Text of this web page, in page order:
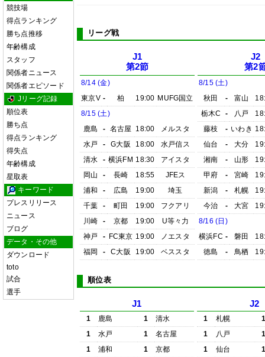
競技場
得点ランキング
勝ち点推移
年齢構成
スタッフ
関係者ニュース
関係者エピソード
Jリーグ記録
順位表
勝ち点
得点ランキング
得失点
年齢構成
星取表
キーワード
プレスリリース
ニュース
ブログ
データ・その他
ダウンロード
toto
試合
選手
リーグ戦
J1
第2節
8/14 (金)
東京V - 柏 19:00 MUFG国立
8/15 (土)
鹿島
- 名古屋 18:00
メルスタ
水戸
- G大阪 18:00
水戸信ス
清水
- 横浜FM 18:30
アイスタ
岡山
- 長崎 18:55
JFEス
浦和
- 広島 19:00
埼玉
千葉
- 町田 19:00
フクアリ
川崎
- 京都 19:00
U等々力
神戸
- FC東京 19:00
ノエスタ
福岡
- C大阪 19:00 ベススタ
J2
第2
8/15 (土)
秋田
- 富山
栃木C
- 八戸
藤枝
- いわき
仙台
- 大分
湘南
- 山形
甲府
- 宮崎
新潟
- 札幌
今治
- 大宮
8/16 (日)
横浜FC - 磐田
徳島
- 鳥栖
順位表
J1
1 鹿島 1
清水
1
水戸 1
名古屋
1
浦和 1
京都
J2
1 札幌
1
八戸
1
仙台